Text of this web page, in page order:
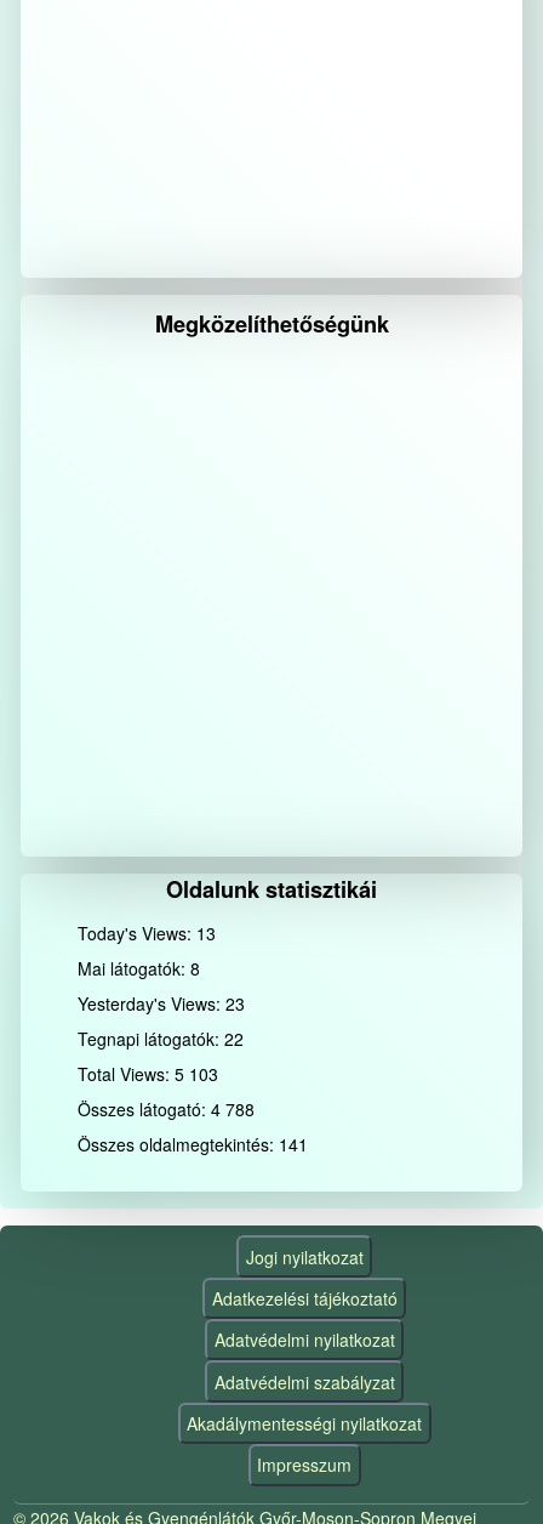
Megközelíthetőségünk
Oldalunk statisztikái
Today's Views: 13
Mai látogatók:8
Yesterday's Views:23
Tegnapi látogatók:22
Total Views:5 103
Összes látogató:4 788
Összes oldalmegtekintés: 141
Jogi nyilatkozat
Adatkezelési tájékoztató
Adatvédelmi nyilatkozat
Adatvédelmi szabályzat
Akadálymentességi nyilatkozat
Impresszum
© 2026 Vakok és Gyengénlátók Győr-Moson-Sopron Megyei